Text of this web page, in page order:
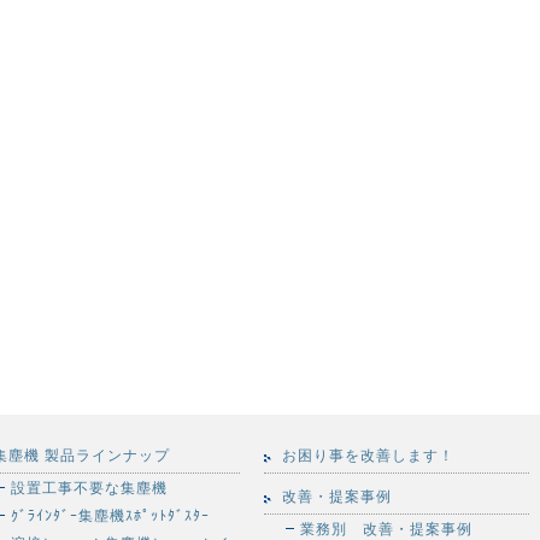
塵機 製品ラインナップ
設置工事不要な集塵機
ｸﾞﾗｲﾝﾀﾞｰ集塵機ｽﾎﾟｯﾄﾀﾞｽﾀｰ
お困り事を改善します！
改善・提案事例
業務別 改善・提案事例